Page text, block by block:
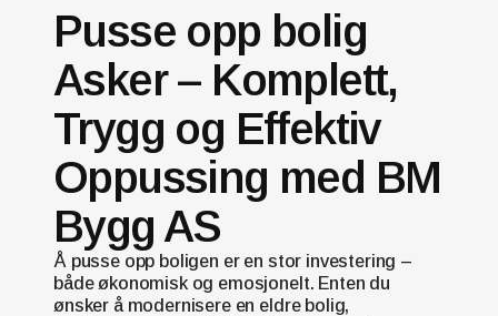
Pusse opp bolig
Asker – Komplett,
Trygg og Effektiv
Oppussing med BM
Bygg AS
Å pusse opp boligen er en stor investering –
både økonomisk og emosjonelt. Enten du
ønsker å modernisere en eldre bolig,